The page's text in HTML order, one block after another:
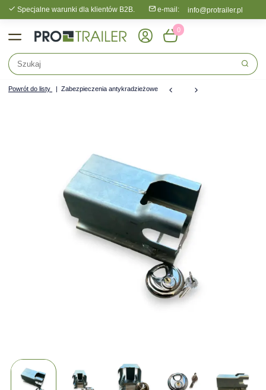
Specjalne warunki dla klientów B2B. e-mail: info@protrailer.pl
0
Powrót do listy Zabezpieczenia antykradzieżowe